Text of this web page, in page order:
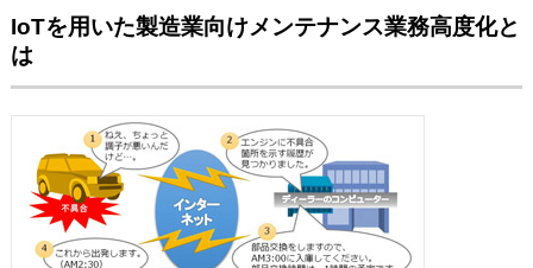
IoTを用いた製造業向けメンテナンス業務高度化と
は